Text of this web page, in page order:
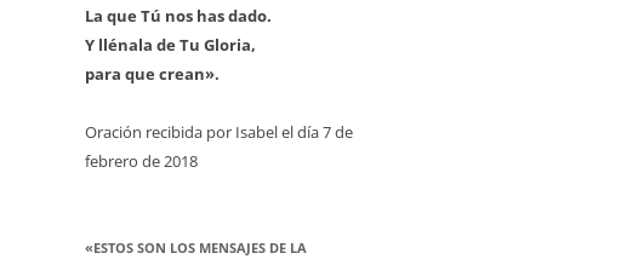
La que Tú nos has dado.
Y llénala de Tu Gloria,
para que crean».
Oración recibida por Isabel el día 7 de
febrero de 2018
«ESTOS SON LOS MENSAJES DE LA